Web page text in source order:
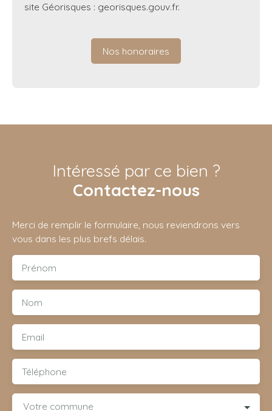
site Géorisques : georisques.gouv.fr.
Nos honoraires
Intéressé par ce bien ?
Contactez-nous
Merci de remplir le formulaire, nous reviendrons vers
vous dans les plus brefs délais.
Prénom
Nom
Email
Téléphone
Votre commune